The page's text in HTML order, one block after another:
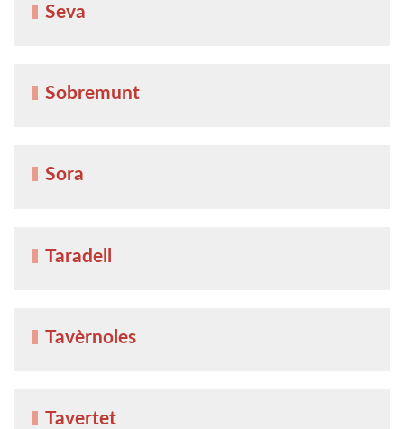
Seva
Sobremunt
Sora
Taradell
Tavèrnoles
Tavertet